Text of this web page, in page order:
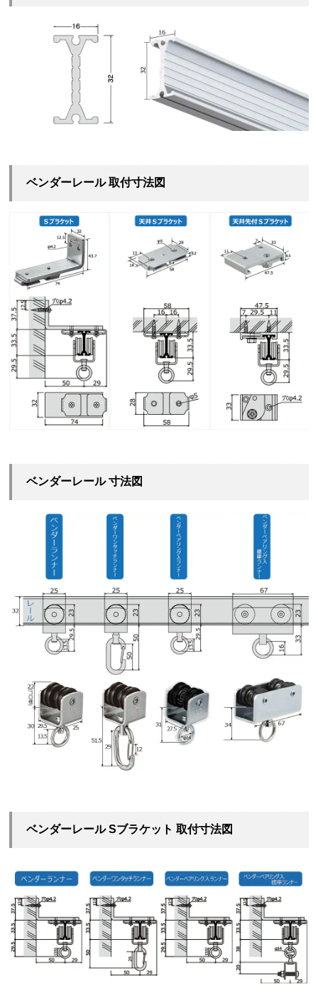
ベンダーレール 取付寸法図
ベンダーレール 寸法図
ベンダーレール Sブラケット 取付寸法図